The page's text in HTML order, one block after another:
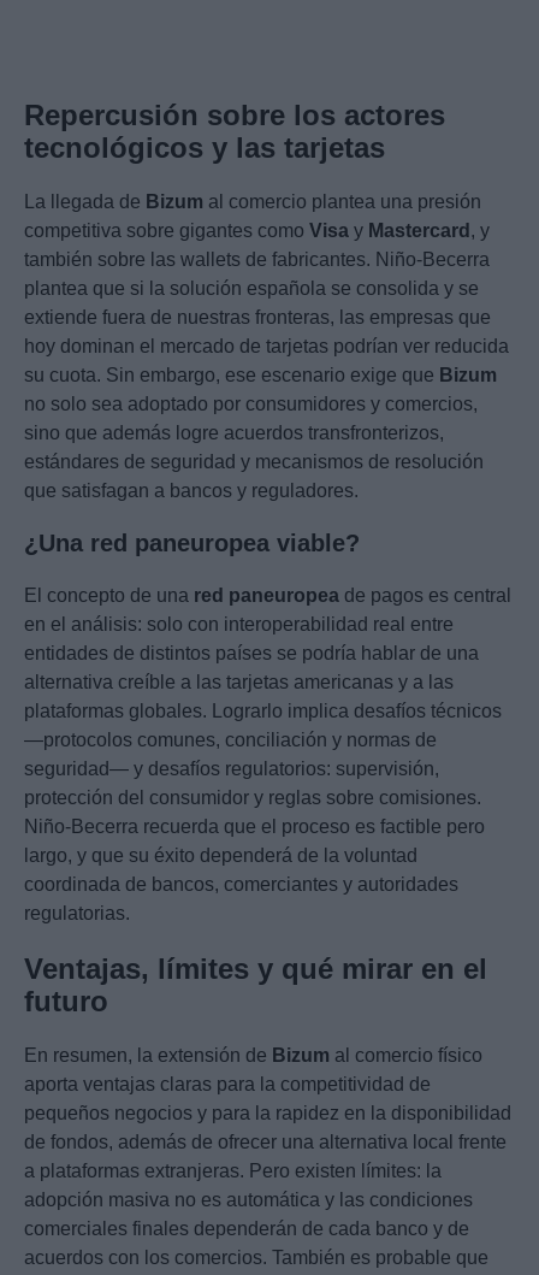
Repercusión sobre los actores
tecnológicos y las tarjetas
La llegada de Bizum al comercio plantea una presión
competitiva sobre gigantes como Visa y Mastercard , y
también sobre las wallets de fabricantes. Niño-Becerra
plantea que si la solución española se consolida y se
extiende fuera de nuestras fronteras, las empresas que
hoy dominan el mercado de tarjetas podrían ver reducida
su cuota. Sin embargo, ese escenario exige que Bizum
no solo sea adoptado por consumidores y comercios,
sino que además logre acuerdos transfronterizos,
estándares de seguridad y mecanismos de resolución
que satisfagan a bancos y reguladores.
¿Una red paneuropea viable?
El concepto de una red paneuropea de pagos es central
en el análisis: solo con interoperabilidad real entre
entidades de distintos países se podría hablar de una
alternativa creíble a las tarjetas americanas y a las
plataformas globales. Lograrlo implica desafíos técnicos
—protocolos comunes, conciliación y normas de
seguridad— y desafíos regulatorios: supervisión,
protección del consumidor y reglas sobre comisiones.
Niño-Becerra recuerda que el proceso es factible pero
largo, y que su éxito dependerá de la voluntad
coordinada de bancos, comerciantes y autoridades
regulatorias.
Ventajas, límites y qué mirar en el
futuro
En resumen, la extensión de Bizum al comercio físico
aporta ventajas claras para la competitividad de
pequeños negocios y para la rapidez en la disponibilidad
de fondos, además de ofrecer una alternativa local frente
a plataformas extranjeras. Pero existen límites: la
adopción masiva no es automática y las condiciones
comerciales finales dependerán de cada banco y de
acuerdos con los comercios. También es probable que